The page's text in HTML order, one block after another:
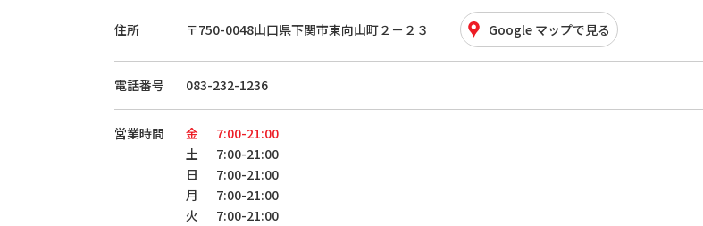
住所 〒750-0048山口県下関市東向山町２－２３ Google マップで見る
電話番号 083-232-1236
営業時間 金
7:00-21:00
土
7:00-21:00
日
7:00-21:00
月
7:00-21:00
火
7:00-21:00